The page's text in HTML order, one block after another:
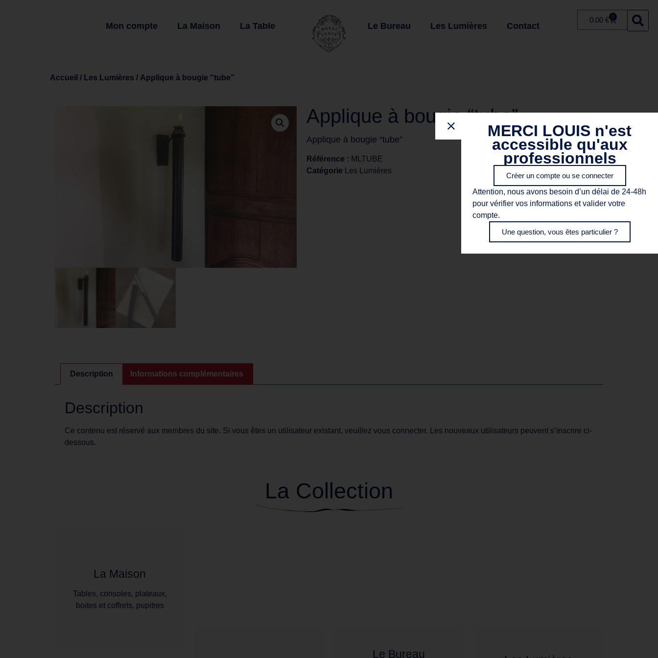
Mon compte La Maison La Table Le Bureau Les Lumières Contact
0.00 € 0
Accueil / Les Lumières / Applique à bougie “tube”
Applique à bougie “tube”
Applique à bougie “tube”
Référence : MLTUBE
Catégorie
Les Lumières
Description Informations complémentaires
Description
Ce contenu est réservé aux membres du site. Si vous êtes un utilisateur existant, veuillez vous connecter. Les nouveaux utilisateurs peuvent s’inscrire ci-
dessous.
La Collection
La Maison
Tables, consoles, plateaux,
boites et coffrets, pupitres
Le Bureau
MERCI LOUIS n'est
accessible qu'aux
professionnels
Créer un compte ou se connecter
Attention, nous avons besoin d’un délai de 24-48h
pour vérifier vos informations et valider votre
compte.
Une question, vous êtes particulier ?